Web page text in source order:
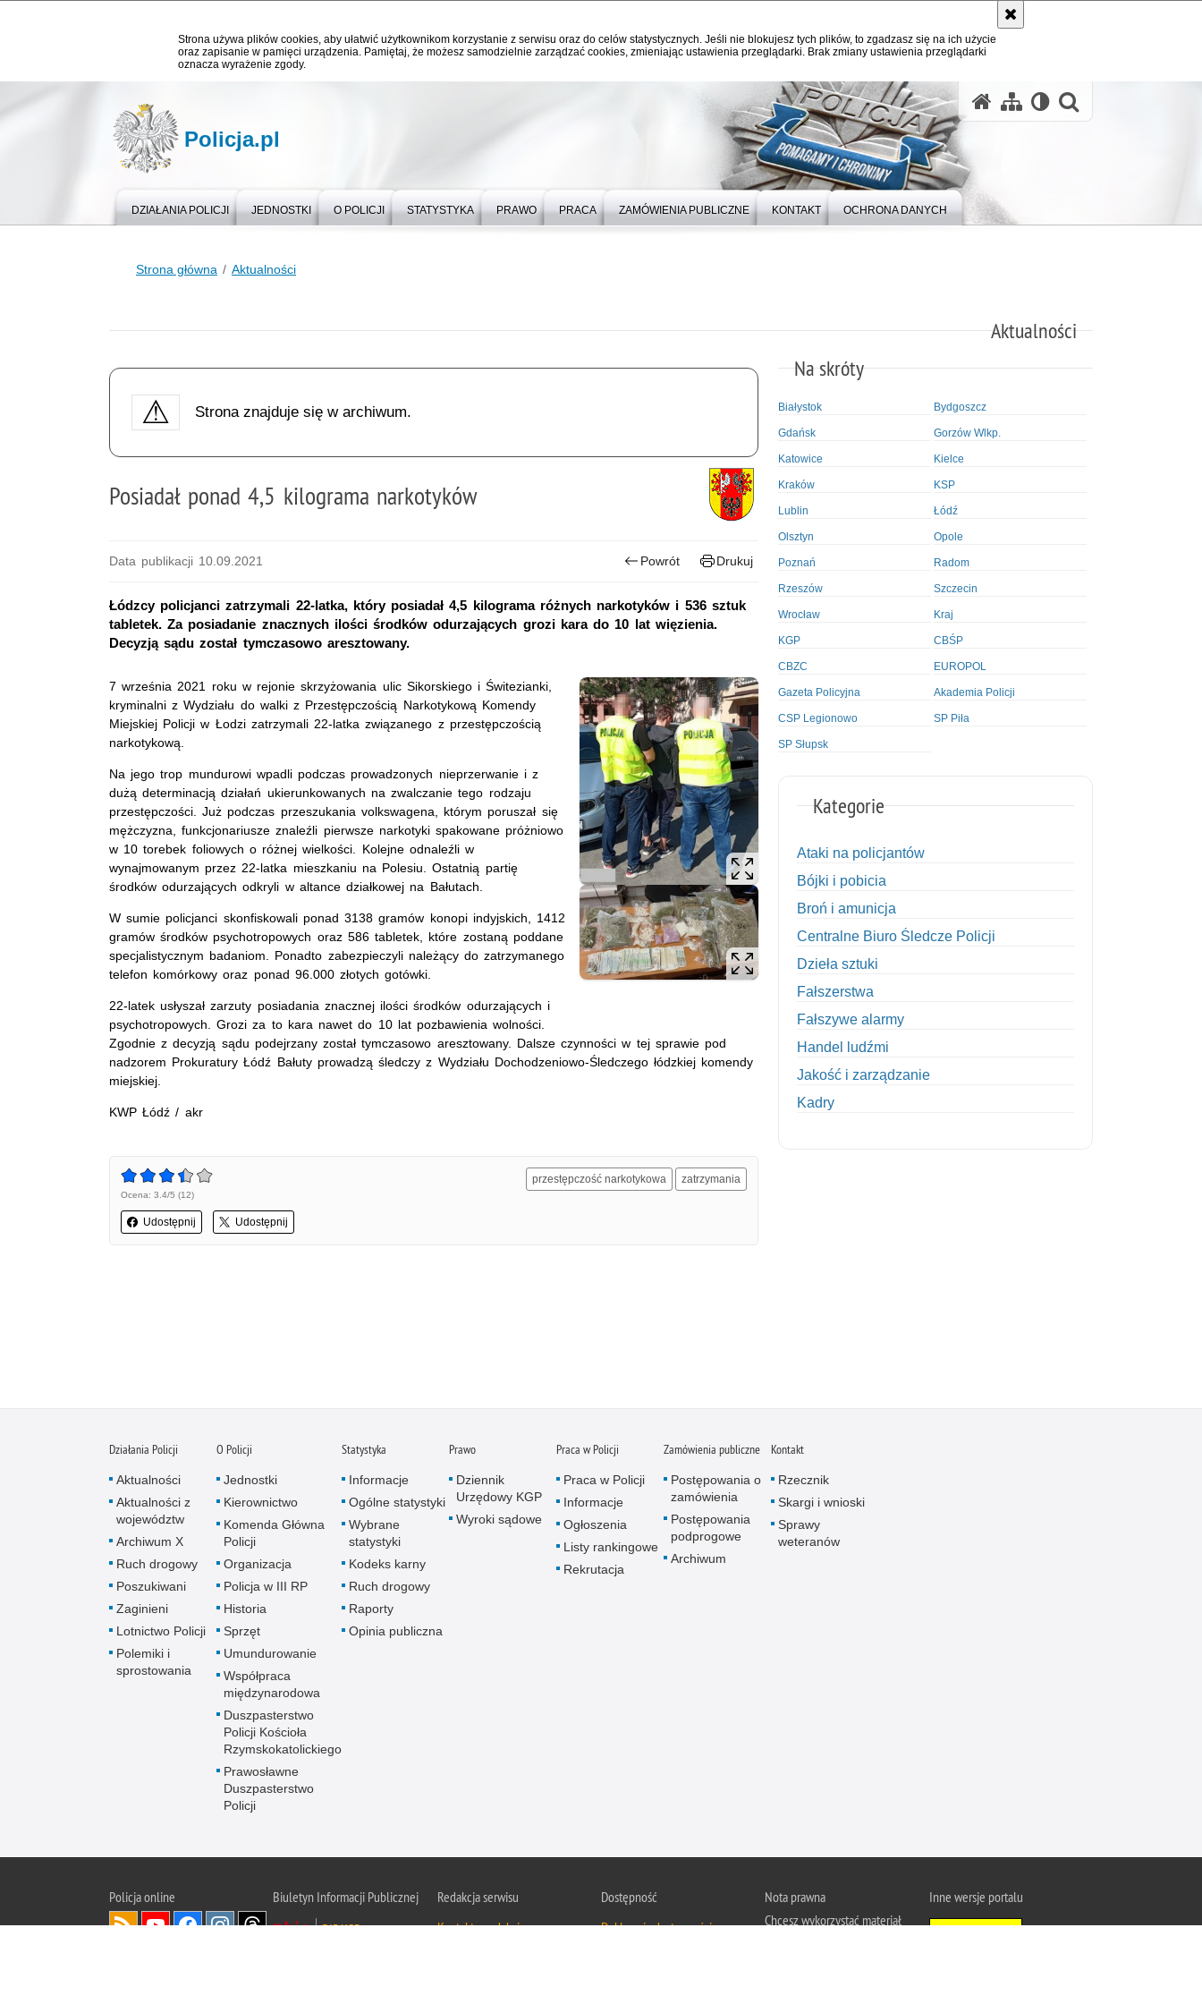
Strona używa plików cookies, aby ułatwić użytkownikom korzystanie z serwisu oraz do celów statystycznych. Jeśli nie blokujesz tych plików, to zgadzasz się na ich użycie
oraz zapisanie w pamięci urządzenia. Pamiętaj, że możesz samodzielnie zarządzać cookies, zmieniając ustawienia przeglądarki. Brak zmiany ustawienia przeglądarki
oznacza wyrażenie zgody.
Policja.pl
DZIAŁANIA POLICJI JEDNOSTKI O POLICJI STATYSTYKA PRAWO PRACA ZAMÓWIENIA PUBLICZNE KONTAKT OCHRONA DANYCH
Strona główna Aktualności
Aktualności
Strona znajduje się w archiwum.
Posiadał ponad 4,5 kilograma narkotyków
Data publikacji 10.09.2021 Powrót Drukuj
Łódzcy policjanci zatrzymali 22-latka, który posiadał 4,5 kilograma różnych narkotyków i 536 sztuk
tabletek. Za posiadanie znacznych ilości środków odurzających grozi kara do 10 lat więzienia.
Decyzją sądu został tymczasowo aresztowany.
7 września 2021 roku w rejonie skrzyżowania ulic Sikorskiego i Świtezianki,
kryminalni z Wydziału do walki z Przestępczością Narkotykową Komendy
Miejskiej Policji w Łodzi zatrzymali 22-latka związanego z przestępczością
narkotykową.
Na jego trop mundurowi wpadli podczas prowadzonych nieprzerwanie i z
dużą determinacją działań ukierunkowanych na zwalczanie tego rodzaju
przestępczości. Już podczas przeszukania volkswagena, którym poruszał się
mężczyzna, funkcjonariusze znaleźli pierwsze narkotyki spakowane próżniowo
w 10 torebek foliowych o różnej wielkości. Kolejne odnaleźli w
wynajmowanym przez 22-latka mieszkaniu na Polesiu. Ostatnią partię
środków odurzających odkryli w altance działkowej na Bałutach.
W sumie policjanci skonfiskowali ponad 3138 gramów konopi indyjskich, 1412
gramów środków psychotropowych oraz 586 tabletek, które zostaną poddane
specjalistycznym badaniom. Ponadto zabezpieczyli należący do zatrzymanego
telefon komórkowy oraz ponad 96.000 złotych gotówki.
22-latek usłyszał zarzuty posiadania znacznej ilości środków odurzających i
psychotropowych. Grozi za to kara nawet do 10 lat pozbawienia wolności.
Zgodnie z decyzją sądu podejrzany został tymczasowo aresztowany. Dalsze czynności w tej sprawie pod
nadzorem Prokuratury Łódź Bałuty prowadzą śledczy z Wydziału Dochodzeniowo-Śledczego łódzkiej komendy
miejskiej.
KWP Łódź / akr
Ocena: 3.4/5 (12)
Udostępnij Udostępnij
przestępczość narkotykowa zatrzymania
Na skróty
Białystok Bydgoszcz
Gdańsk Gorzów Wlkp.
Katowice Kielce
Kraków KSP
Lublin Łódź
Olsztyn Opole
Poznań Radom
Rzeszów Szczecin
Wrocław Kraj
KGP CBŚP
CBZC EUROPOL
Gazeta Policyjna Akademia Policji
CSP Legionowo SP Piła
SP Słupsk
Kategorie
Ataki na policjantów
Bójki i pobicia
Broń i amunicja
Centralne Biuro Śledcze Policji
Dzieła sztuki
Fałszerstwa
Fałszywe alarmy
Handel ludźmi
Jakość i zarządzanie
Kadry
Niszczenie mienia
Porwania
Działania Policji
Aktualności
Aktualności z
województw
Archiwum X
Ruch drogowy
Poszukiwani
Zaginieni
Lotnictwo Policji
Polemiki i
sprostowania
O Policji
Jednostki
Kierownictwo
Komenda Główna
Policji
Organizacja
Policja w III RP
Historia
Sprzęt
Umundurowanie
Współpraca
międzynarodowa
Duszpasterstwo
Policji Kościoła
Rzymskokatolickiego
Prawosławne
Duszpasterstwo
Policji
Statystyka
Informacje
Ogólne statystyki
Wybrane
statystyki
Kodeks karny
Ruch drogowy
Raporty
Opinia publiczna
Prawo
Dziennik
Urzędowy KGP
Wyroki sądowe
Praca w Policji
Praca w Policji
Informacje
Ogłoszenia
Listy rankingowe
Rekrutacja
Zamówienia publiczne
Postępowania o
zamówienia
Postępowania
podprogowe
Archiwum
Kontakt
Rzecznik
Skargi i wnioski
Sprawy
weteranów
Policjaonline
Biuletyn Informacji Publicznej
BIP KGP
Redakcja serwisu
Kontakt z redakcją
Dostępność
Deklaracja dostępności
Nota prawna
Chcesz wykorzystać materiał
Inne wersje portalu